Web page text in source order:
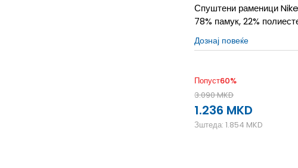
Спуштени раменици
78% памук, 22%
Дознај повеќе
Попуст60%
3.090MKD
1.236 MKD
Зштеда: 1.854 MKD